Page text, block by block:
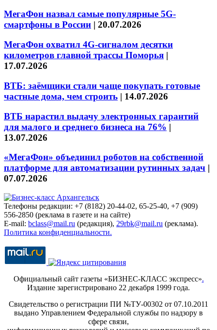
МегаФон назвал самые популярные 5G-
смартфоны в России | 20.07.2026
МегаФон охватил 4G-сигналом десятки
километров главной трассы Поморья |
17.07.2026
ВТБ: заёмщики стали чаще покупать готовые
частные дома, чем строить | 14.07.2026
ВТБ нарастил выдачу электронных гарантий
для малого и среднего бизнеса на 76% |
13.07.2026
«МегаФон» объединил роботов на собственной
платформе для автоматизации рутинных задач |
07.07.2026
Телефоны редакции: +7 (8182) 20-44-02, 65-25-40, +7 (909)
556-2850 (реклама в газете и на сайте)
E-mail: bclass@mail.ru (редакция), 29rbk@mail.ru (реклама).
Политика конфиденциальности.
Официальный сайт газеты «БИЗНЕС-КЛАСС экспресс».
Издание зарегистрировано 22 декабря 1999 года.
Свидетельство о регистрации ПИ №ТУ-00302 от 07.10.2011
выдано Управлением Федеральной службы по надзору в
сфере связи,